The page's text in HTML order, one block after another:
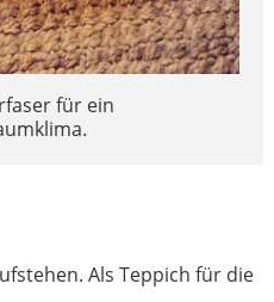
für ein
Als Teppich für die